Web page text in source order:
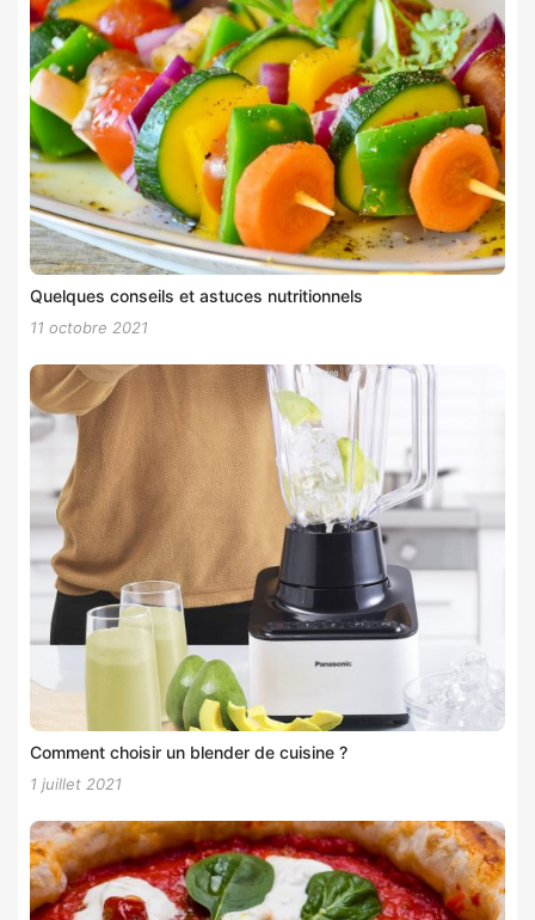
Quelques conseils et astuces nutritionnels
11 octobre 2021
Comment choisir un blender de cuisine ?
1 juillet 2021